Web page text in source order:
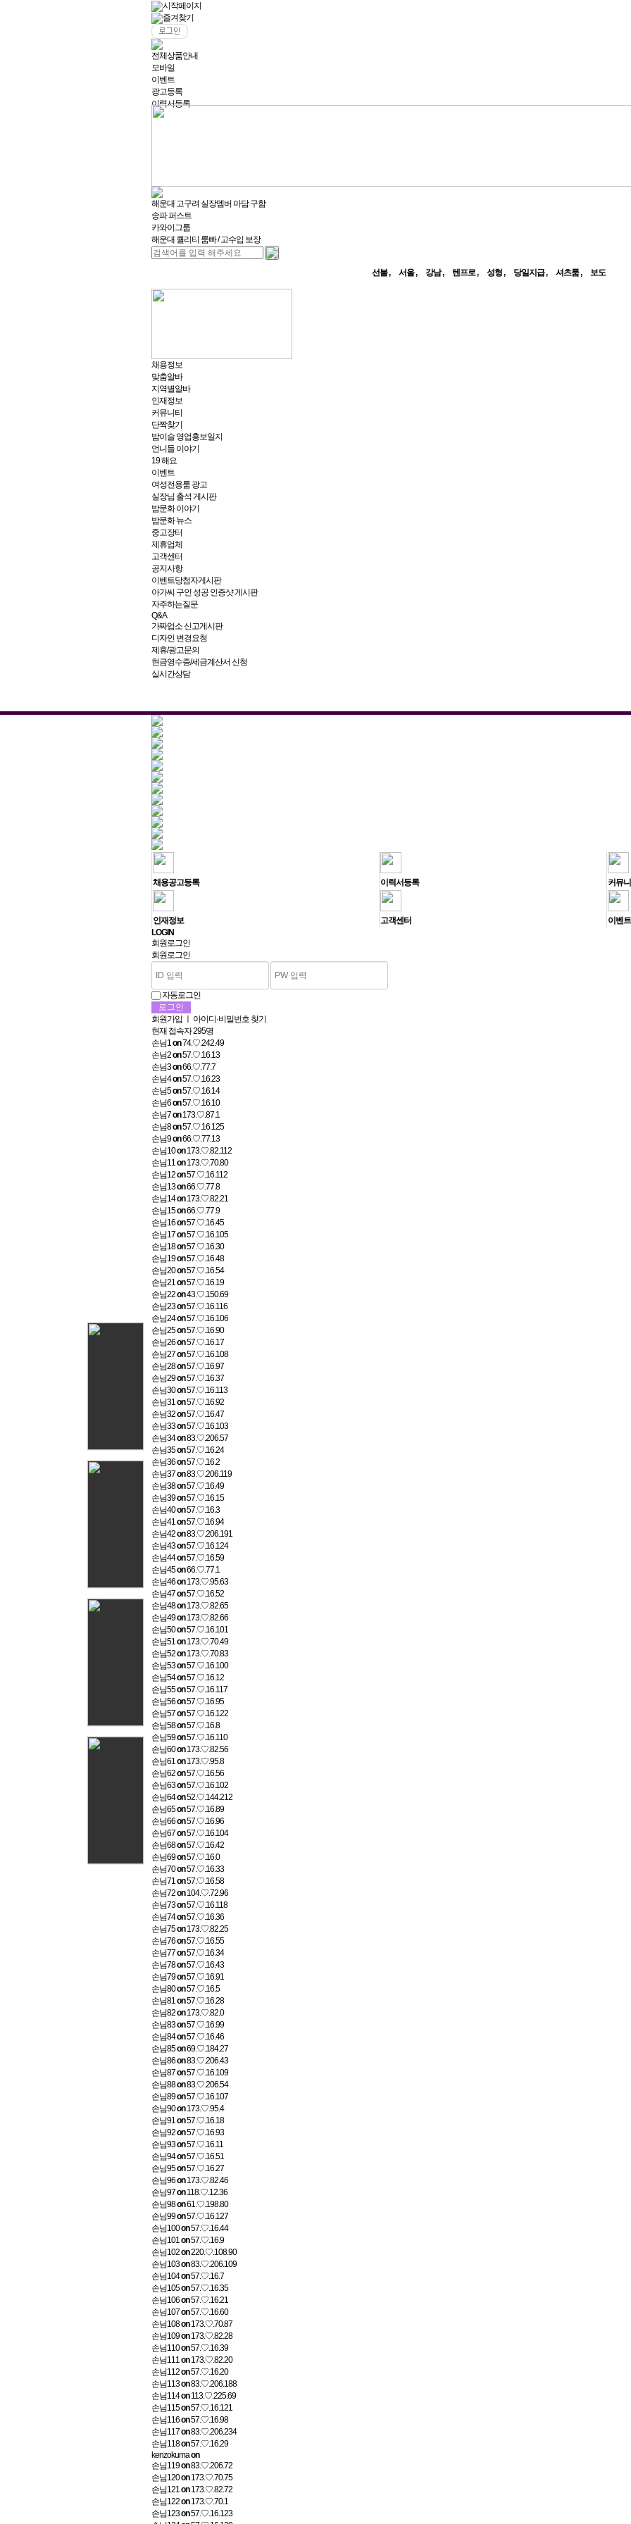
시작페이지
즐겨찾기
전체상품안내
모바일
이벤트
광고등록
이력서등록
해운대 고구려 실장멤버 마담 구함
송파 퍼스트
카와이그룹
해운대 퀄리티 룸빠 / 고수입 보장
선불 서울 강남 텐프로 성형 당일지급 셔츠룸 보도
채용정보
맞춤알바
지역별알바
인재정보
커뮤니티
단짝찾기
밤이슬 영업홍보일지
언니들 이야기
19 해요
이벤트
여성전용룸 광고
실장님 출석 게시판
밤문화 이야기
밤문화 뉴스
중고장터
제휴업체
고객센터
공지사항
이벤트당첨자게시판
아가씨 구인 성공 인증샷 게시판
자주하는질문
Q&A
가짜업소 신고게시판
디자인 변경요청
제휴/광고문의
현금영수증/세금계산서 신청
실시간상담
채용공고등록 이력서등록 커뮤
인재정보 고객센터
이벤트
LOGIN
회원로그인
회원로그인
자동로그인
회원가입
아이디·비밀번호 찾기
현재 접속자295명
손님1on74.♡.242.49
손님2on57.♡.16.13
손님3on66.♡.77.7
손님4on57.♡.16.23
손님5on57.♡.16.14
손님6on57.♡.16.10
손님7on 173.♡.87.1
손님8on57.♡.16.125
손님9on66.♡.77.13
손님10on 173.♡.82.112
손님11on 173.♡.70.80
손님12on57.♡.16.112
손님13on66.♡.77.8
손님14on 173.♡.82.21
손님15on66.♡.77.9
손님16on57.♡.16.45
손님17on57.♡.16.105
손님18on57.♡.16.30
손님19on57.♡.16.48
손님20on57.♡.16.54
손님21on57.♡.16.19
손님22on43.♡.150.69
손님23on57.♡.16.116
손님24on57.♡.16.106
손님25on57.♡.16.90
손님26on57.♡.16.17
손님27on57.♡.16.108
손님28on57.♡.16.97
손님29on57.♡.16.37
손님30on57.♡.16.113
손님31on57.♡.16.92
손님32on57.♡.16.47
손님33on57.♡.16.103
손님34on83.♡.206.57
손님35on57.♡.16.24
손님36on57.♡.16.2
손님37on83.♡.206.119
손님38on57.♡.16.49
손님39on57.♡.16.15
손님40on57.♡.16.3
손님41on57.♡.16.94
손님42on83.♡.206.191
손님43on57.♡.16.124
손님44on57.♡.16.59
손님45on66.♡.77.1
손님46on 173.♡.95.63
손님47on57.♡.16.52
손님48on 173.♡.82.65
손님49on 173.♡.82.66
손님50on57.♡.16.101
손님51on 173.♡.70.49
손님52on 173.♡.70.83
손님53on57.♡.16.100
손님54on57.♡.16.12
손님55on57.♡.16.117
손님56on57.♡.16.95
손님57on57.♡.16.122
손님58on57.♡.16.8
손님59on57.♡.16.110
손님60on 173.♡.82.56
손님61on 173.♡.95.8
손님62on57.♡.16.56
손님63on57.♡.16.102
손님64on52.♡.144.212
손님65on57.♡.16.89
손님66on57.♡.16.96
손님67on57.♡.16.104
손님68on57.♡.16.42
손님69on57.♡.16.0
손님70on57.♡.16.33
손님71on57.♡.16.58
손님72on 104.♡.72.96
손님73on57.♡.16.118
손님74on57.♡.16.36
손님75on 173.♡.82.25
손님76on57.♡.16.55
손님77on57.♡.16.34
손님78on57.♡.16.43
손님79on57.♡.16.91
손님80on57.♡.16.5
손님81on57.♡.16.28
손님82on 173.♡.82.0
손님83on57.♡.16.99
손님84on57.♡.16.46
손님85on69.♡.184.27
손님86on83.♡.206.43
손님87on57.♡.16.109
손님88on83.♡.206.54
손님89on57.♡.16.107
손님90on 173.♡.95.4
손님91on57.♡.16.18
손님92on57.♡.16.93
손님93on57.♡.16.11
손님94on57.♡.16.51
손님95on57.♡.16.27
손님96on 173.♡.82.46
손님97on 118.♡.12.36
손님98on61.♡.198.80
손님99on57.♡.16.127
손님100on57.♡.16.44
손님101on57.♡.16.9
손님102on220.♡.108.90
손님103on83.♡.206.109
손님104on57.♡.16.7
손님105on57.♡.16.35
손님106on57.♡.16.21
손님107on57.♡.16.60
손님108on 173.♡.70.87
손님109on 173.♡.82.28
손님110on57.♡.16.39
손님111on 173.♡.82.20
손님112on57.♡.16.20
손님113on83.♡.206.188
손님114on 113.♡.225.69
손님115on57.♡.16.121
손님116on57.♡.16.98
손님117on83.♡.206.234
손님118on57.♡.16.29
kenzokumaon
손님119on83.♡.206.72
손님120on 173.♡.70.75
손님121on 173.♡.82.72
손님122on 173.♡.70.1
손님123on57.♡.16.123